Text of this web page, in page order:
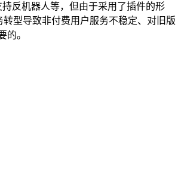
反机器人等，但由于采用了插件的形
转型导致非付费用户服务不稳定、对旧版
的。